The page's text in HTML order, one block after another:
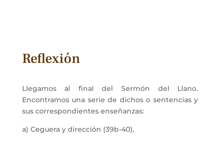
Reflexión
Llegamos al final del Sermón del Llano.
Encontramos una serie de dichos o sentencias y
sus correspondientes enseñanzas:
a) Ceguera y dirección (39b-40),